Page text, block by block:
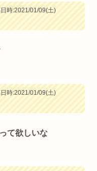
時:2021/01/09(土)
時:2021/01/09(土)
て欲しいな